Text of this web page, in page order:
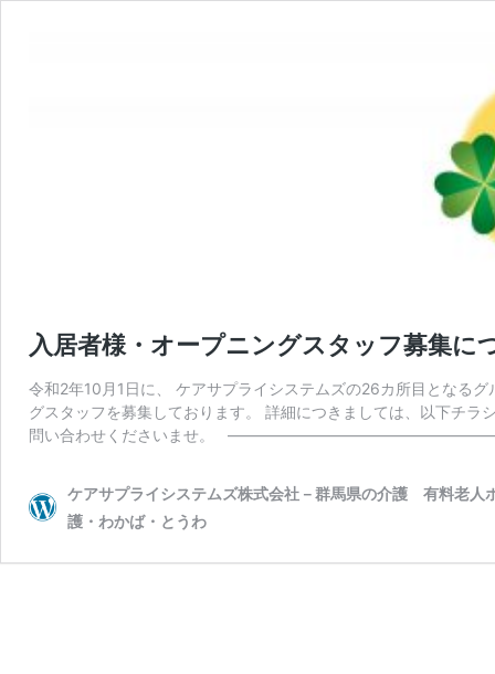
入居者様・オープニングスタッフ募集に
令和2年10月1日に、 ケアサプライシステムズの26カ所目となる
グスタッフを募集しております。 詳細につきましては、以下チ
問い合わせくださいませ。
ケアサプライシステムズ株式会社－群馬県の介護 有料老人
護・わかば・とうわ